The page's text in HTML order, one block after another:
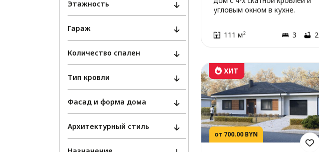
Этажность
Гараж
Количество спален
Тип кровли
Фасад и форма дома
Архитектурный стиль
угловым окном в кухне.
111 м² 3 2
от 700.00 BYN
ХИТ